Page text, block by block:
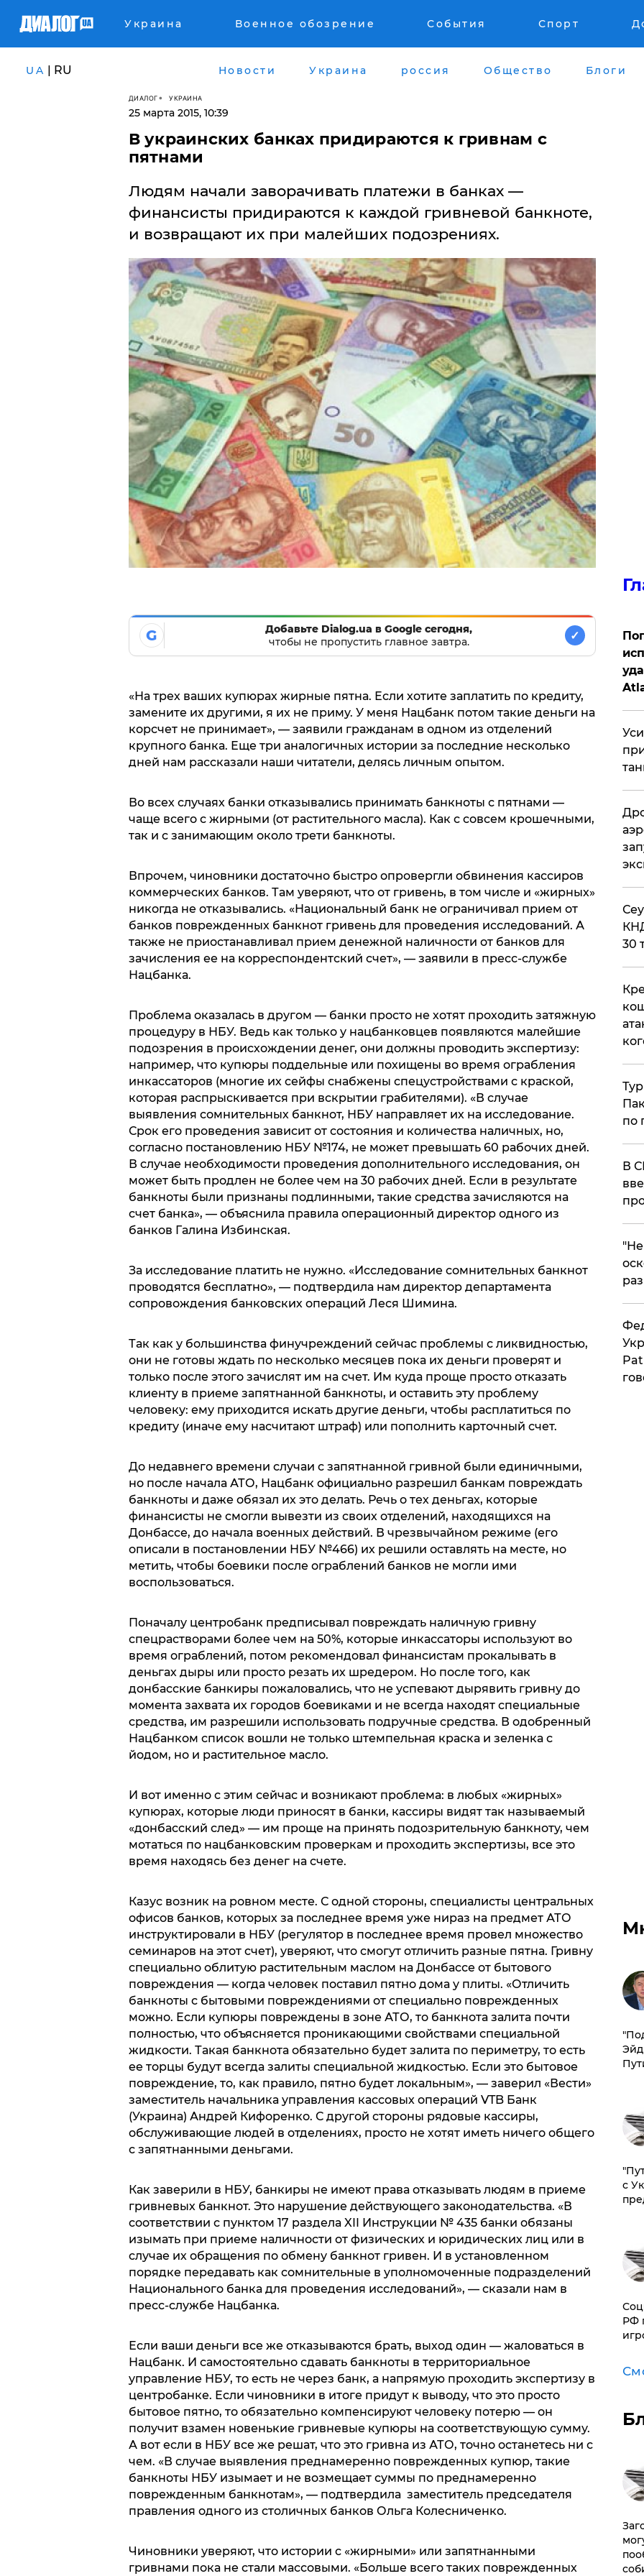
Украина Военное обозрение События Спорт
UA | RU Новости Украина россия Общество Блоги
ДИАЛОГ УКРАИНА
25 марта 2015, 10:39
В украинских банках придираются к гривнам с
пятнами
Людям начали заворачивать платежи в банках —
финансисты придираются к каждой гривневой банкноте,
и возвращают их при малейших подозрениях.
G
Добавьте Dialog.ua в Google сегодня,
чтобы не пропустить главное завтра.
✓
«На трех ваших купюрах жирные пятна. Если хотите заплатить по кредиту,
замените их другими, я их не приму. У меня Нацбанк потом такие деньги на
корсчет не принимает», — заявили гражданам в одном из отделений
крупного банка. Еще три аналогичных истории за последние несколько
дней нам рассказали наши читатели, делясь личным опытом.
Во всех случаях банки отказывались принимать банкноты с пятнами —
чаще всего с жирными (от растительного масла). Как с совсем крошечными,
так и с занимающим около трети банкноты.
Впрочем, чиновники достаточно быстро опровергли обвинения кассиров
коммерческих банков. Там уверяют, что от гривень, в том числе и «жирных»
никогда не отказывались. «Национальный банк не ограничивал прием от
банков поврежденных банкнот гривень для проведения исследований. А
также не приостанавливал прием денежной наличности от банков для
зачисления ее на корреспондентский счет», — заявили в пресс-службе
Нацбанка.
Проблема оказалась в другом — банки просто не хотят проходить затяжную
процедуру в НБУ. Ведь как только у нацбанковцев появляются малейшие
подозрения в происхождении денег, они должны проводить экспертизу:
например, что купюры поддельные или похищены во время ограбления
инкассаторов (многие их сейфы снабжены спецустройствами с краской,
которая распрыскивается при вскрытии грабителями). «В случае
выявления сомнительных банкнот, НБУ направляет их на исследование.
Срок его проведения зависит от состояния и количества наличных, но,
согласно постановлению НБУ №174, не может превышать 60 рабочих дней.
В случае необходимости проведения дополнительного исследования, он
может быть продлен не более чем на 30 рабочих дней. Если в результате
банкноты были признаны подлинными, такие средства зачисляются на
счет банка», — объяснила правила операционный директор одного из
банков Галина Избинская.
За исследование платить не нужно. «Исследование сомнительных банкнот
проводятся бесплатно», — подтвердила нам директор департамента
сопровождения банковских операций Леся Шимина.
Так как у большинства финучреждений сейчас проблемы с ликвидностью,
они не готовы ждать по несколько месяцев пока их деньги проверят и
только после этого зачислят им на счет. Им куда проще просто отказать
клиенту в приеме запятнанной банкноты, и оставить эту проблему
человеку: ему приходится искать другие деньги, чтобы расплатиться по
кредиту (иначе ему насчитают штраф) или пополнить карточный счет.
До недавнего времени случаи с запятнанной гривной были единичными,
но после начала АТО, Нацбанк официально разрешил банкам повреждать
банкноты и даже обязал их это делать. Речь о тех деньгах, которые
финансисты не смогли вывезти из своих отделений, находящихся на
Донбассе, до начала военных действий. В чрезвычайном режиме (его
описали в постановлении НБУ №466) их решили оставлять на месте, но
метить, чтобы боевики после ограблений банков не могли ими
воспользоваться.
Поначалу центробанк предписывал повреждать наличную гривну
спецрастворами более чем на 50%, которые инкассаторы используют во
время ограблений, потом рекомендовал финансистам прокалывать в
деньгах дыры или просто резать их шредером. Но после того, как
донбасские банкиры пожаловались, что не успевают дырявить гривну до
момента захвата их городов боевиками и не всегда находят специальные
средства, им разрешили использовать подручные средства. В одобренный
Нацбанком список вошли не только штемпельная краска и зеленка с
йодом, но и растительное масло.
И вот именно с этим сейчас и возникают проблема: в любых «жирных»
купюрах, которые люди приносят в банки, кассиры видят так называемый
«донбасский след» — им проще на принять подозрительную банкноту, чем
мотаться по нацбанковским проверкам и проходить экспертизы, все это
время находясь без денег на счете.
Казус возник на ровном месте. С одной стороны, специалисты центральных
офисов банков, которых за последнее время уже нираз на предмет АТО
инструктировали в НБУ (регулятор в последнее время провел множество
семинаров на этот счет), уверяют, что смогут отличить разные пятна. Гривну
специально облитую растительным маслом на Донбассе от бытового
повреждения — когда человек поставил пятно дома у плиты. «Отличить
банкноты с бытовыми повреждениями от специально поврежденных
можно. Если купюры повреждены в зоне АТО, то банкнота залита почти
полностью, что объясняется проникающими свойствами специальной
жидкости. Такая банкнота обязательно будет залита по периметру, то есть
ее торцы будут всегда залиты специальной жидкостью. Если это бытовое
повреждение, то, как правило, пятно будет локальным», — заверил «Вести»
заместитель начальника управления кассовых операций VTB Банк
(Украина) Андрей Кифоренко. С другой стороны рядовые кассиры,
обслуживающие людей в отделениях, просто не хотят иметь ничего общего
с запятнанными деньгами.
Как заверили в НБУ, банкиры не имеют права отказывать людям в приеме
гривневых банкнот. Это нарушение действующего законодательства. «В
соответствии с пунктом 17 раздела XII Инструкции № 435 банки обязаны
изымать при приеме наличности от физических и юридических лиц или в
случае их обращения по обмену банкнот гривен. И в установленном
порядке передавать как сомнительные в уполномоченные подразделений
Национального банка для проведения исследований», — сказали нам в
пресс-службе Нацбанка.
Если ваши деньги все же отказываются брать, выход один — жаловаться в
Нацбанк. И самостоятельно сдавать банкноты в территориальное
управление НБУ, то есть не через банк, а напрямую проходить экспертизу в
центробанке. Если чиновники в итоге придут к выводу, что это просто
бытовое пятно, то обязательно компенсируют человеку потерю — он
получит взамен новенькие гривневые купюры на соответствующую сумму.
А вот если в НБУ все же решат, что это гривна из АТО, точно останетесь ни с
чем. «В случае выявления преднамеренно поврежденных купюр, такие
банкноты НБУ изымает и не возмещает суммы по преднамеренно
поврежденным банкнотам», — подтвердила заместитель председателя
правления одного из столичных банков Ольга Колесниченко.
Чиновники уверяют, что истории с «жирными» или запятнанными
гривнами пока не стали массовыми. «Больше всего таких поврежденных
30
по
В
с
РФ